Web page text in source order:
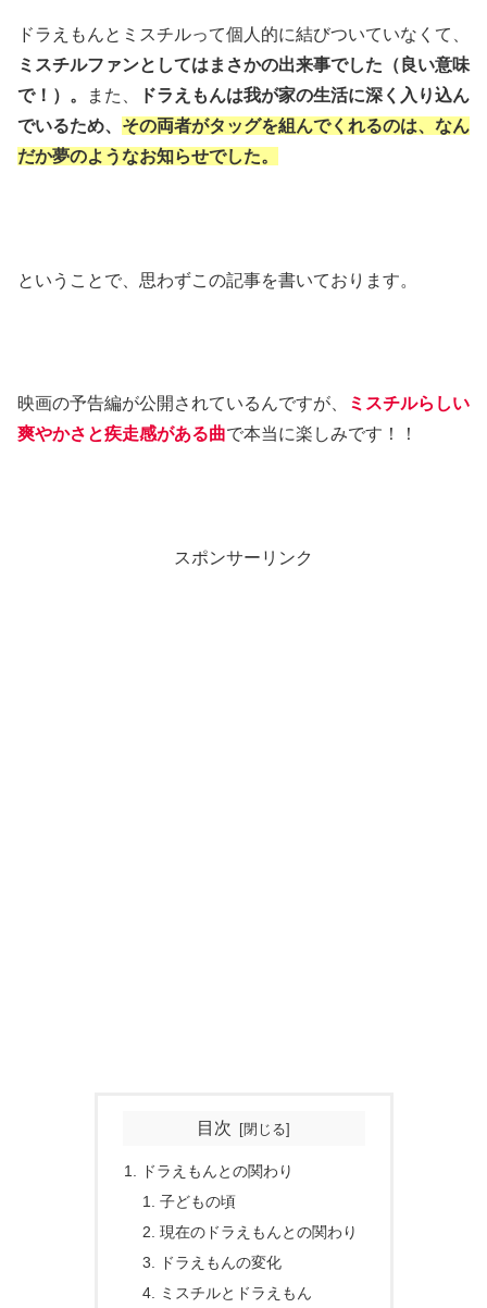
ドラえもんとミスチルって個人的に結びついていなくて、
ミスチルファンとしてはまさかの出来事でした（良い意味
で！）。
また、
ドラえもんは我が家の生活に深く入り込ん
でいるため、 その両者がタッグを組んでくれるのは、なん
だか夢のようなお知らせでした。
ということで、思わずこの記事を書いております。
映画の予告編が公開されているんですが、
ミスチルらしい
爽やかさと疾走感がある曲で本当に楽しみです！！
スポンサーリンク
目次
ドラえもんとの関わり
子どもの頃
現在のドラえもんとの関わり
ドラえもんの変化
ミスチルとドラえもん